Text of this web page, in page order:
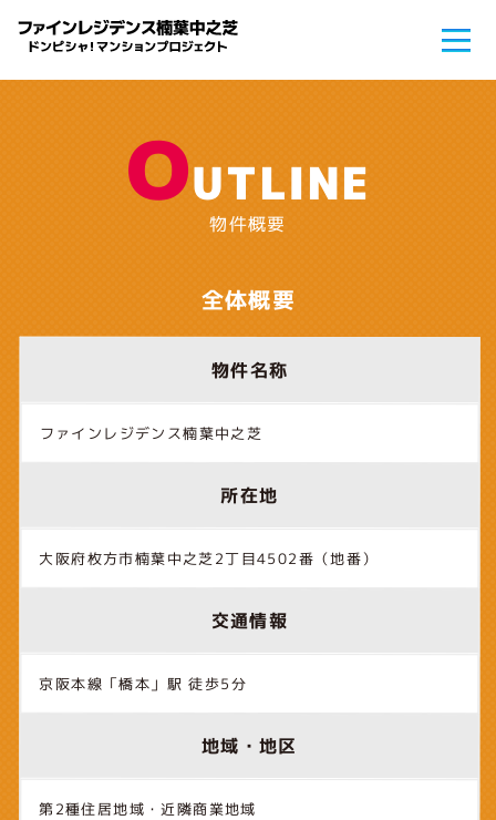
OUTLINE
物件概要
全体概要
物件名称
ファインレジデンス楠葉中之芝
所在地
大阪府枚方市楠葉中之芝2丁目4502番（地番）
交通情報
京阪本線「橋本」駅 徒歩5分
地域・地区
第2種住居地域・近隣商業地域